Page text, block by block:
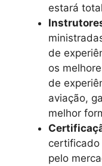
estará
de
os
de
aviação,
melhor
certificado
pelo